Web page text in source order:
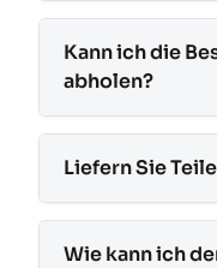
Kann ich die
abholen?
Liefern Sie
Wie kann ich